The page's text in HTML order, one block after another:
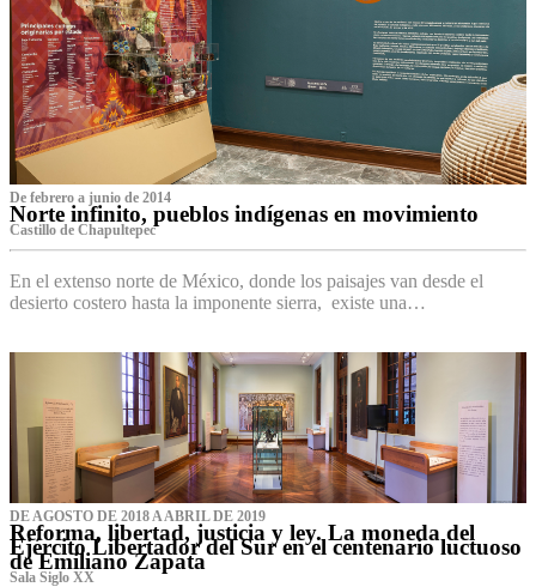
De febrero a junio de 2014
Norte infinito, pueblos indígenas en movimiento
Castillo de Chapultepec
En el extenso norte de México, donde los paisajes van desde el
desierto costero hasta la imponente sierra, existe una…
DE AGOSTO DE 2018 A ABRIL DE 2019
Reforma, libertad, justicia y ley. La moneda del
Ejército Libertador del Sur en el centenario luctuoso
de Emiliano Zapata
Sala Siglo XX